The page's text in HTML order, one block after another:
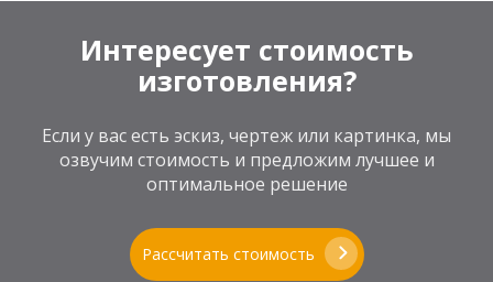
Интересует стоимость
изготовления?
Если у вас есть эскиз, чертеж или картинка, мы
озвучим стоимость и предложим лучшее и
оптимальное решение
Рассчитать стоимость